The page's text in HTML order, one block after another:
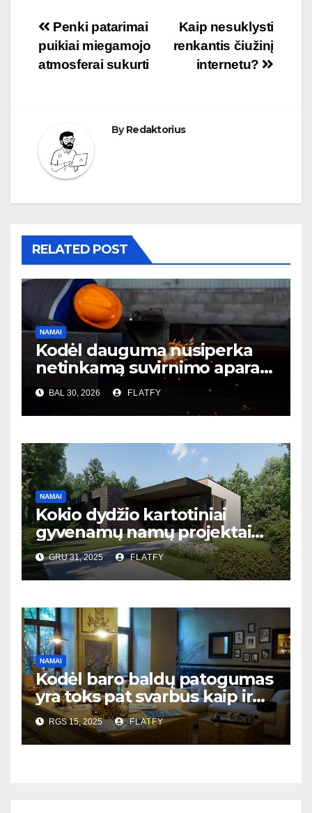
Navigacija
tarp
Kaip nesuklysti
renkantis čiužinį
internetu?
Penki patarimai
puikiai miegamojo
atmosferai sukurti
ByRedaktorius
RELATED POST
NAMAI
Kodėl dauguma nusiperka
netinkamą suvirnimo aparatą
– ir to net nesupranta?
BAL 30, 2026 FLATFY
NAMAI
Kokio dydžio kartotiniai
gyvenamų namų projektai
populiariausi Lietuvoje?
GRU 31, 2025 FLATFY
NAMAI
Kodėl baro baldų patogumas
yra toks pat svarbus kaip ir
dizainas?
RGS 15, 2025 FLATFY